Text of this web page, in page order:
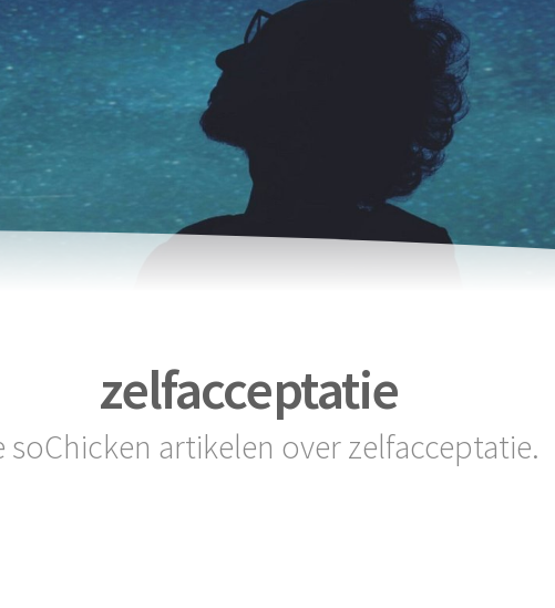
zelfacceptatie
soChicken artikelen over zelfacceptatie.